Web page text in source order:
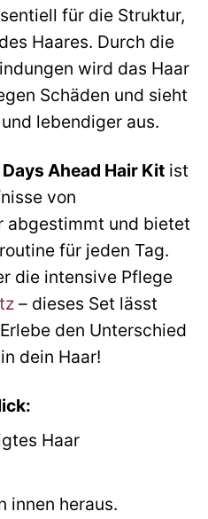
für die Struktur,
Haares. Durch die
wird das Haar
Schäden und sieht
lebendiger aus.
Ahead Hair Kit ist
von
abgestimmt und bietet
für jeden Tag.
die intensive Pflege
– dieses Set lässt
den Unterschied
dein Haar!
Haar
innen heraus.